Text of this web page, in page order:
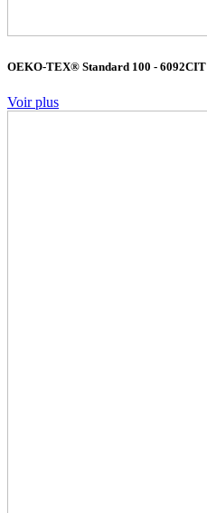
OEKO-TEX® Standard 100 - 6092CIT
Voir plus